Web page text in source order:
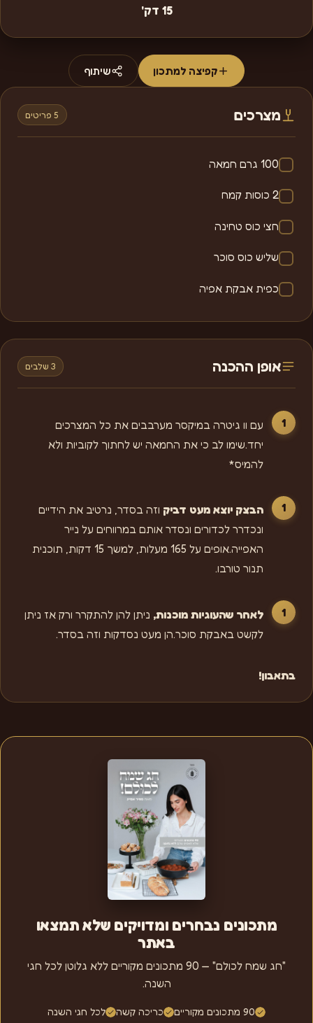
15 דק'
קפיצה למתכון שיתוף
מצרכים 5 פריטים
100 גרם חמאה
2 כוסות קמח
חצי כוס טחינה
שליש כוס סוכר
כפית אבקת אפיה
אופן ההכנה 3 שלבים
עם וו גיטרה במיקסר מערבבים את כל המצרכים
יחד.שימו לב כי את החמאה יש לחתוך לקוביות ולא
להמיס*
הבצק יוצא מעט דביק וזה בסדר, נרטיב את הידיים
ונכדרר לכדורים ונסדר אותם במרווחים על נייר
האפייה.אופים על 165 מעלות, למשך 15 דקות, תוכנית
תנור טורבו.
לאחר שהעוגיות מוכנות, ניתן להן להתקרר ורק אז ניתן
לקשט באבקת סוכר.הן מעט נסדקות וזה בסדר.
בתאבון!
מתכונים נבחרים ומדויקים שלא תמצאו
באתר
"חג שמח לכולם" — 90 מתכונים מקוריים ללא גלוטן לכל חגי
השנה.
90 מתכונים מקוריים כריכה קשה לכל חגי השנה